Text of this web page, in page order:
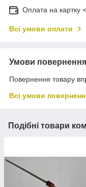
Оплата на картку
Всі умови оплати
Умови повернення
Повернення товару
Всі умови
Подібні товари